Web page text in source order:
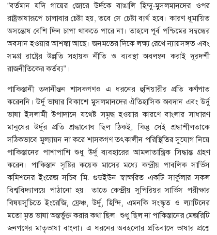
“বর্তমান যদি গায়ের জোরে উর্দকে বাঙালি হিন্দু-মুসলমানদের ওপর
রাষ্ট্রভাষারূপে চালাবার চেষ্টা হয়, তবে সে চেষ্টা ব্যর্থ হবে। কারণ ধূমায়িত
অসন্তোষ বেশি দিন চাপা থাকতে পারে না। তাহলে পূর্ব পশ্চিমের সম্বন্ধের
অবসান হওয়ার আশঙ্কা আছে। জনমতের দিকে লক্ষ্য রেখে ন্যায়সঙ্গত এবং
সমগ্র রাষ্ট্রের উন্নতি সহায়ক নীতি ও ব্যবস্থা অবলম্বন করাই দূরদর্শী
রাজনীতিকের কর্তব্য”।
পাকিস্তানী তদানীন্তন শাসকগণও এ ধরনের হুশিয়ারীর প্রতি কর্ণপাত
করেননি। উর্দু ভাষার বিকাশে মুসলমানদের ঐতিহাসিক অবদান এবং উর্দু
ভাষা ইসলামী উপাদানে যথেষ্ট সমৃদ্ধ হওয়ার কারণে বাংলার সাধারণ
মানুষের উর্দুর প্রতি শ্রদ্ধাবোধ ছিল ঠিকই, কিন্তু সেই শ্রদ্ধাশীলতাকে
সঠিকভাবে মূল্যায়ন না করে শাসকগণ তৎকালীন পরিস্থিতির সুযোগ নিয়ে
পাকিস্তানের পাশাপাশি শুধু উর্দু ব্যবহারের আমলাতান্ত্রিক সিদ্ধান্ত গ্রহণ
করেন। পাকিস্তান সৃষ্টির কয়েক মাসের মধ্যে কন্দ্রীয় পাবলিক সার্ভিস
কমিশনের ইংরেজ সচিব মি. গুডইউন স্বাক্ষরিত একটি সার্কুলার সকল
বিশ্ববিদ্যালয়ে পাঠানো হয়। তাতে কেন্দ্রীয় সুপিরিয়র সার্ভিস পরীক্ষার
বিষয়সূচিতে ইংরেজি, ফ্রেঞ্চ, উর্দু, হিন্দি, এমনকি সংস্কৃত ও ল্যাটিনের
মতো মৃত ভাষা অন্তর্ভুক্ত করার কথা ছিল। শুধু ছিল না পাকিস্তানের মেজরিটি
জনগণের মাতৃভাষা বাংলা। এ ধরনের অবহলোর প্রতিবাদে ভাষার প্রশ্নে